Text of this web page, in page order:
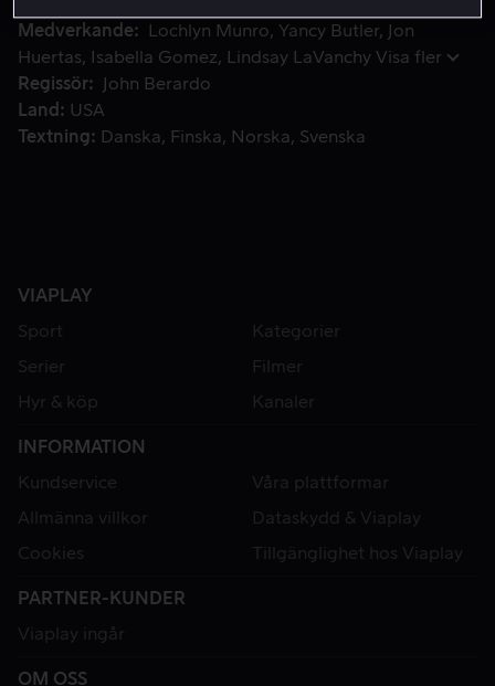
Medverkande Lochlyn Munro Yancy Butler
Jon
Huertas
Isabella Gomez Lindsay LaVanchy Visa fler
Regissör
John Berardo
Land
USA
Textning
Danska Finska Norska Svenska
VIAPLAY
Sport
Kategorier
Serier
Filmer
Hyr & köp
Kanaler
INFORMATION
Kundservice
Våra plattformar
Allmänna villkor
Dataskydd & Viaplay
Cookies
Tillgänglighet hos Viaplay
PARTNER-KUNDER
Viaplay ingår
OM OSS